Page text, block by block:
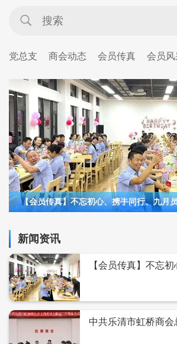
党总支 商会动态 会员传真 会员风
【会员传真】不忘初心、携手同行、九
时装
新闻资讯
【会员传真】不忘
中共乐清市虹桥商